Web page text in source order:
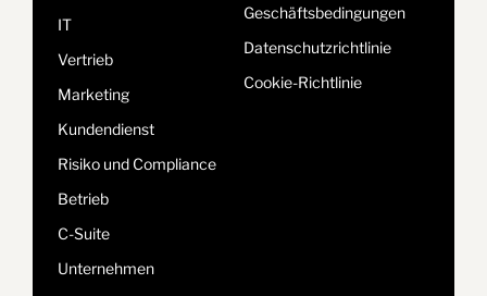
IT
Vertrieb
Marketing
Kundendienst
Risiko und Compliance
Betrieb
C-Suite
Unternehmen
Geschäftsbedingungen
Datenschutzrichtlinie
Cookie-Richtlinie